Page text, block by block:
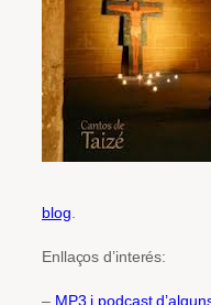
blog.
Enllaços d’interés:
– MP3 i podcast